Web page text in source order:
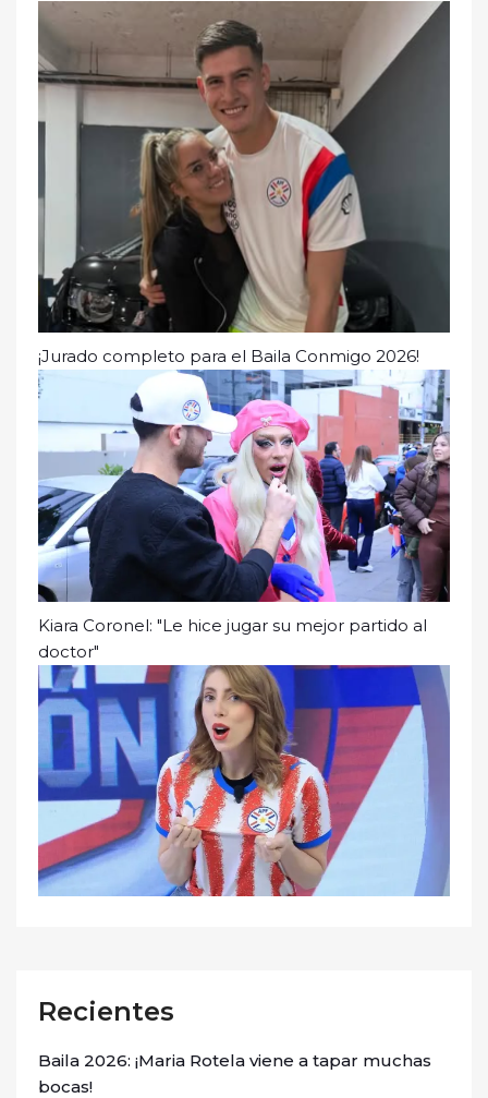
¡Jurado completo para el Baila Conmigo 2026!
Kiara Coronel: "Le hice jugar su mejor partido al
doctor"
Recientes
Baila 2026: ¡Maria Rotela viene a tapar muchas
bocas!